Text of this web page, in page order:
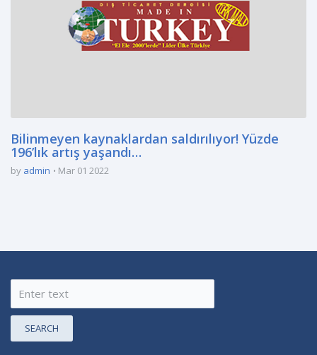
Bilinmeyen kaynaklardan saldırılıyor! Yüzde
196’lık artış yaşandı…
by admin Mar 01 2022
SEARCH